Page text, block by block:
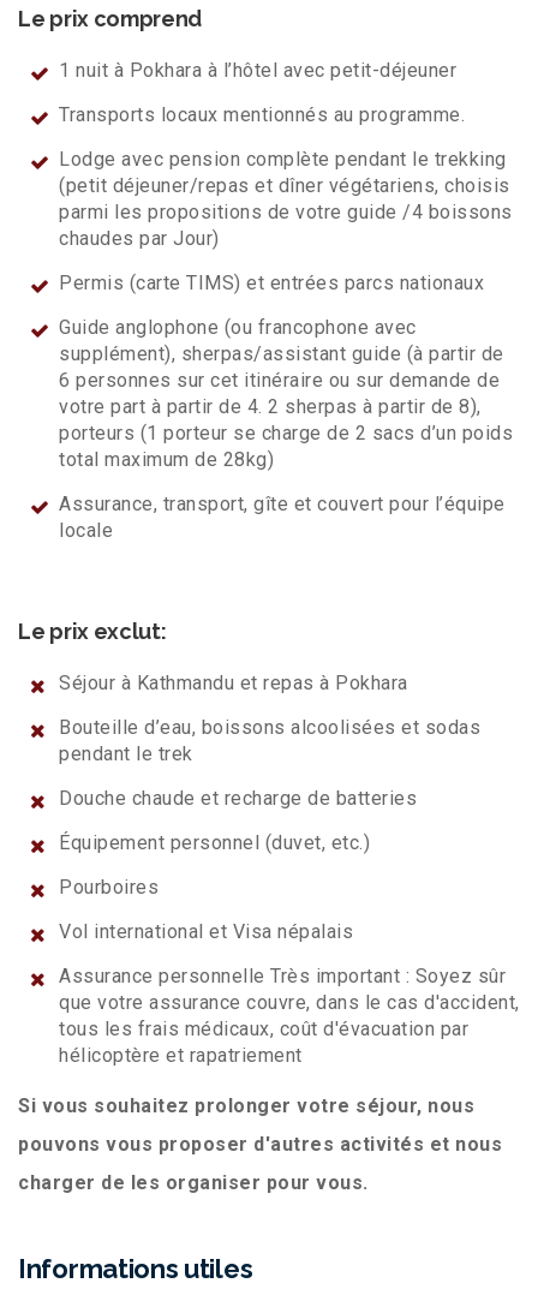
Le prix comprend
1 nuit à Pokhara à l’hôtel avec petit-déjeuner
Transports locaux mentionnés au programme.
Lodge avec pension complète pendant le trekking
(petit déjeuner/repas et dîner végétariens, choisis
parmi les propositions de votre guide /4 boissons
chaudes par Jour)
Permis (carte TIMS) et entrées parcs nationaux
Guide anglophone (ou francophone avec
supplément), sherpas/assistant guide (à partir de
6 personnes sur cet itinéraire ou sur demande de
votre part à partir de 4. 2 sherpas à partir de 8),
porteurs (1 porteur se charge de 2 sacs d’un poids
total maximum de 28kg)
Assurance, transport, gîte et couvert pour l’équipe
locale
Le prix exclut:
Séjour à Kathmandu et repas à Pokhara
Bouteille d’eau, boissons alcoolisées et sodas
pendant le trek
Douche chaude et recharge de batteries
Équipement personnel (duvet, etc.)
Pourboires
Vol international et Visa népalais
Assurance personnelle Très important : Soyez sûr
que votre assurance couvre, dans le cas d'accident,
tous les frais médicaux, coût d'évacuation par
hélicoptère et rapatriement
Si vous souhaitez prolonger votre séjour, nous
pouvons vous proposer d'autres activités et nous
charger de les organiser pour vous.
Informations utiles